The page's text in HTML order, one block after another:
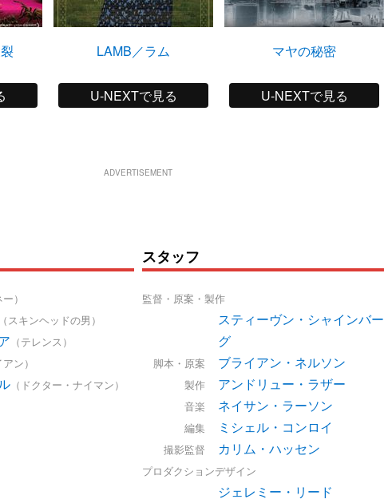
LAMB／ラム
U-NEXTで見る
マヤの秘密
U-NEXTで見る
ADVERTISEMENT
）
（スキンヘッドの男）
（テレンス）
アン）
（ドクター・ナイマン）
スタッフ
監督・原案・製作
スティーヴン・シャインバー
グ
脚本・原案 ブライアン・ネルソン
製作 アンドリュー・ラザー
音楽 ネイサン・ラーソン
編集 ミシェル・コンロイ
撮影監督 カリム・ハッセン
プロダクションデザイン
ジェレミー・リード